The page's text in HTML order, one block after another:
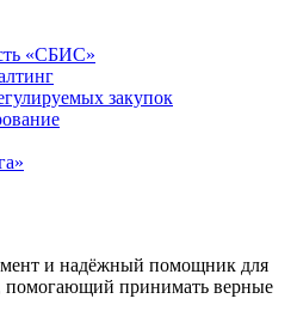
«СБИС»
закупок
и надёжный помощник для
помогающий принимать верные